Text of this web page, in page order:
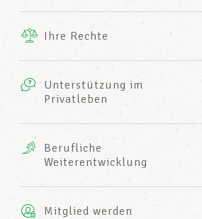
INFO-CENTER
des LCGBs
Ihre Rechte
Unterstützung im
Privatleben
Leistungen
Mutuelle
AXA
Berufliche
Weiterentwicklung
Mitglied werden